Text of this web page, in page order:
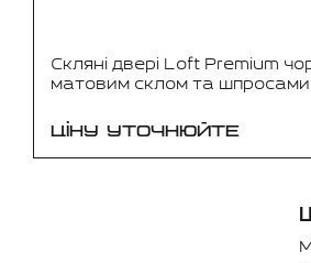
Скляні двері Loft Premium
матовим склом та
ЦІНУ УТОЧНЮЙТЕ